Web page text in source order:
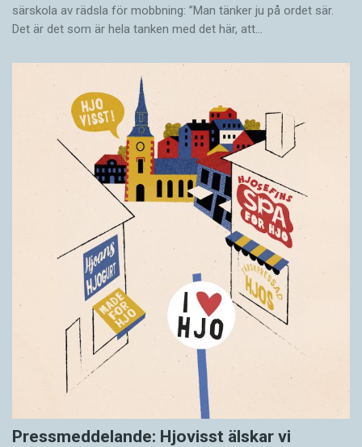
särskola av rädsla för mobbning: ”Man tänker ju på ordet sär.
Det är det som är hela tanken med det här, att…
Pressmeddelande: Hjovisst älskar vi